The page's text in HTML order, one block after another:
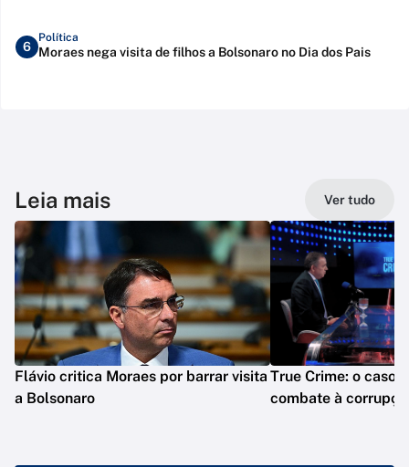
6
Política
Moraes nega visita de filhos a Bolsonaro no Dia dos Pais
Leia mais Ver tudo
Flávio critica Moraes por barrar visita
a Bolsonaro
True Crime: o caso
combate à